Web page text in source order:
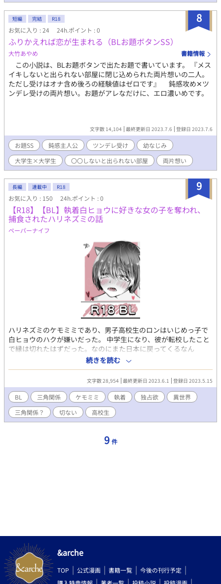
8
短編 完結 R18
お気に入り : 24 24h.ポイント : 0
ふりかえれば恋が生まれる（BLお題ボタンSS）
大竹あやめ 書籍情報
この小説は、BLお題ボタンで出たお題で書いています。 『メス
イキしないと出られない部屋に閉じ込められた両片想いの二人。
ただし受けはオナ含め後ろの経験値はゼロです』 鈍感攻め‪✕‬ツ
ンデレ受けの両片想い。お題がアレなだけに、エロ濃いめです。
文字数 14,104 最終更新日 2023.7.6 登録日 2023.7.6
お題SS 鈍感主人公 ツンデレ受け
幼なじみ
大学生×大学生
〇〇しないと出られない部屋 両片想い
9
長編 連載中 R18
お気に入り : 150 24h.ポイント : 0
【R18】【BL】執着白ヒョウに好きな女の子を奪われ、
捕食されたハリネズミの話
ペーパーナイフ
ハリネズミのケモミミであり、男子高校生のロンはいじめっ子で
白ヒョウのハクが嫌いだった。 中学生になり、彼が転校したこと
で縁は切れたはずだった。なのにまた日本に戻ってくるなん
て…。イケメンな彼はクラスの人気者だけどなぜか俺ばかりに執
着する。 そんなとき俺が密かに思いを寄せる女の子、ウサミちゃ
んの存在が彼にバレてしまい…。 「ロン、全部忘れるぐらい気持
ちよくしてやる」 注意⚠ 男女のカップルが登場します。 攻めが女
の子と付き合います(接触なし) エロ濃いめR18(リバ、妊娠なし)
自慰、挿入、本番あり
続きを読む
文字数 28,954 最終更新日 2023.6.1 登録日 2023.5.15
BL 三角関係 ケモミミ 執着 独占欲
異世界
三角関係？
切ない 高校生
9 件
&arche
TOP 公式漫画 書籍一覧
今後の刊行予定